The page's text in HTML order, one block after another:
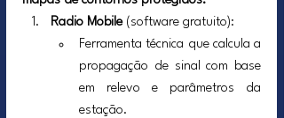
Radio Mobile (software gratuito):
Ferramenta técnica que calcula a
propagação de sinal com base
em relevo e parâmetros da
estação.